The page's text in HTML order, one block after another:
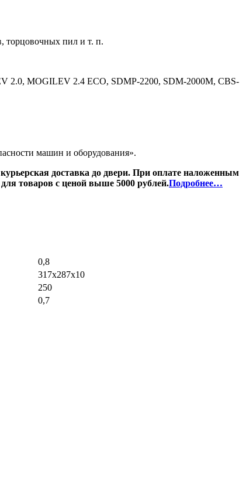
торцовочных пил и т. п.
2.0, MOGILEV 2.4 ECO, SDMP-2200, SDM-2000M, CBS-
машин и оборудования».
доставка до двери. При оплате наложенным
товаров с ценой выше 5000 рублей.Подробнее…
0,8
317х287х10
250
0,7